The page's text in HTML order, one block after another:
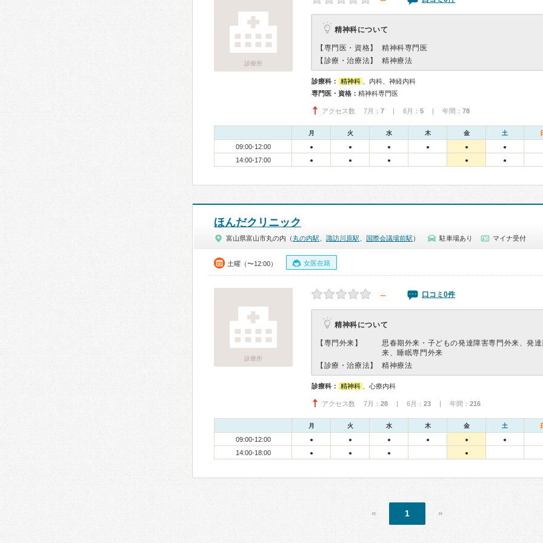
診療所
精神科について
【専門医・資格】
精神科専門医
【診療・治療法】
精神療法
診療科： 精神科
、内科、神経内科
専門医・資格： 精神科専門医
アクセス数 7月： 7 | 6月： 5 | 年間： 78
月 火 水 木 金 土
09:00-12:00 ● ● ● ● ● ●
14:00-17:00 ● ● ● ● ●
ほんだクリニック
富山県富山市丸の内（ 丸の内駅 諏訪川原駅 国際会議場前駅 ） 駐車場あり マイナ受付
土曜（〜12:00） 女医在籍
診療所
－ 口コミ0件
精神科について
【専門外来】
思春期外来・子どもの発達障害専門外来、発
来、睡眠専門外来
【診療・治療法】
精神療法
診療科： 精神科 、心療内科
アクセス数 7月： 28 | 6月： 23 | 年間： 216
月 火 水 木 金 土
09:00-12:00 ● ● ● ● ● ●
14:00-18:00 ● ● ● ●
« 1 »